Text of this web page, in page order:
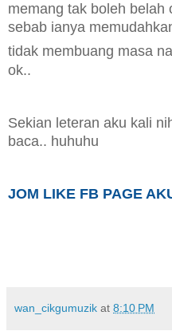
memang tak boleh belah
sebab ianya
tidak membuang masa
ok..
Sekian leteran aku kali
baca.. huhuhu
JOM LIKE FB PAGE
wan_cikgumuzik at 8:10 PM